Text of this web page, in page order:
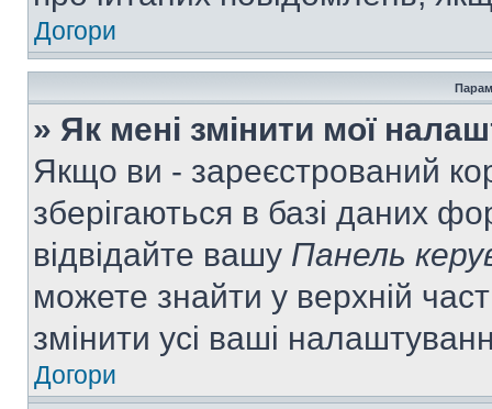
Догори
» Як мені змінити мої
Якщо ви - зареєстрований
зберігаються в базі даних
відвідайте вашу Панель
можете знайти у верхній
змінити усі ваші
Догори